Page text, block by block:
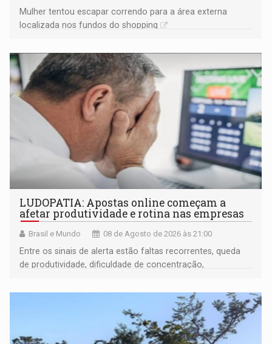
Mulher tentou escapar correndo para a área externa
localizada nos fundos do shopping
LUDOPATIA: Apostas online começam a
afetar produtividade e rotina nas empresas
Brasil e Mundo 08 de Agosto de 2026 às 21:00
Entre os sinais de alerta estão faltas recorrentes, queda
de produtividade, dificuldade de concentração,